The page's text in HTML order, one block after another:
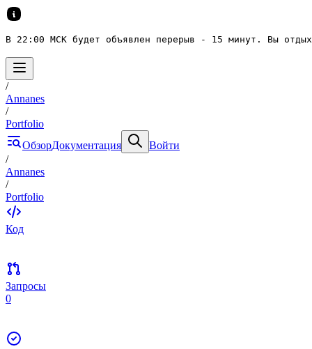
В 22:00 МСК будет объявлен перерыв - 15 минут. Вы
/
Annanes
/
Portfolio
ОбзорДокументация
Войти
/
Annanes
/
Portfolio
Код
Запросы
0